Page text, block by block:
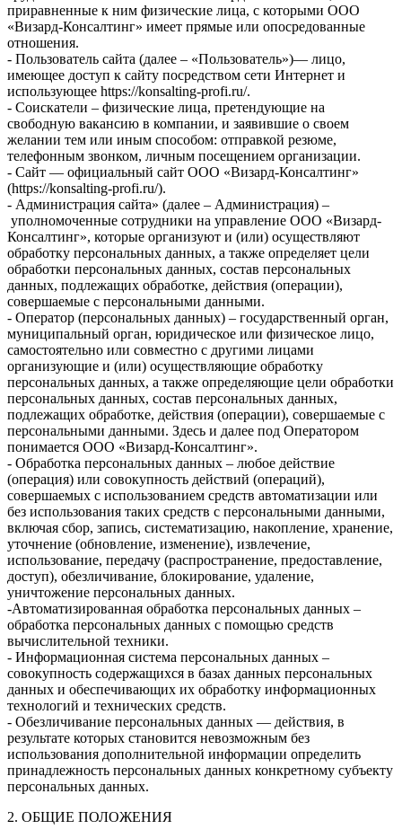
приравненные к ним физические лица, с которыми ООО
«Визард-Консалтинг» имеет прямые или опосредованные
отношения.
- Пользователь сайта (далее – «Пользователь»)— лицо,
имеющее доступ к сайту посредством сети Интернет и
использующее https://konsalting-profi.ru/.
- Соискатели – физические лица, претендующие на
свободную вакансию в компании, и заявившие о своем
желании тем или иным способом: отправкой резюме,
телефонным звонком, личным посещением организации.
- Сайт — официальный сайт ООО «Визард-Консалтинг»
(https://konsalting-profi.ru/).
- Администрация сайта» (далее – Администрация) –
уполномоченные сотрудники на управление ООО «Визард-
Консалтинг», которые организуют и (или) осуществляют
обработку персональных данных, а также определяет цели
обработки персональных данных, состав персональных
данных, подлежащих обработке, действия (операции),
совершаемые с персональными данными.
- Оператор (персональных данных) – государственный орган,
муниципальный орган, юридическое или физическое лицо,
самостоятельно или совместно с другими лицами
организующие и (или) осуществляющие обработку
персональных данных, а также определяющие цели обработки
персональных данных, состав персональных данных,
подлежащих обработке, действия (операции), совершаемые с
персональными данными. Здесь и далее под Оператором
понимается ООО «Визард-Консалтинг».
- Обработка персональных данных – любое действие
(операция) или совокупность действий (операций),
совершаемых с использованием средств автоматизации или
без использования таких средств с персональными данными,
включая сбор, запись, систематизацию, накопление, хранение,
уточнение (обновление, изменение), извлечение,
использование, передачу (распространение, предоставление,
доступ), обезличивание, блокирование, удаление,
уничтожение персональных данных.
-Автоматизированная обработка персональных данных –
обработка персональных данных с помощью средств
вычислительной техники.
- Информационная система персональных данных –
совокупность содержащихся в базах данных персональных
данных и обеспечивающих их обработку информационных
технологий и технических средств.
- Обезличивание персональных данных — действия, в
результате которых становится невозможным без
использования дополнительной информации определить
принадлежность персональных данных конкретному субъекту
персональных данных.
2. ОБЩИЕ ПОЛОЖЕНИЯ